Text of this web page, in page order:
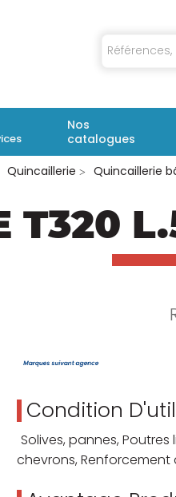
Nos
catalogues
Quincaillerie Quincaillerie
T320
Condition
Solives, pannes,
chevrons,